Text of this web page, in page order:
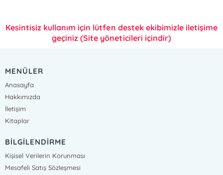
Kesintisiz kullanım için lütfen destek ekibimizle iletişime
geçiniz (Site yöneticileri içindir)
MENÜLER
Anasayfa
Hakkımızda
İletişim
Kitaplar
BİLGİLENDİRME
Kişisel Verilerin Korunması
Mesafeli Satış Sözleşmesi